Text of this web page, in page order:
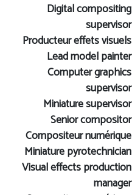
Digital compositing
supervisor
Producteur effets visuels
Lead model painter
Computer graphics
supervisor
Miniature supervisor
Senior compositor
Compositeur numérique
Miniature pyrotechnician
Visual effects production
manager